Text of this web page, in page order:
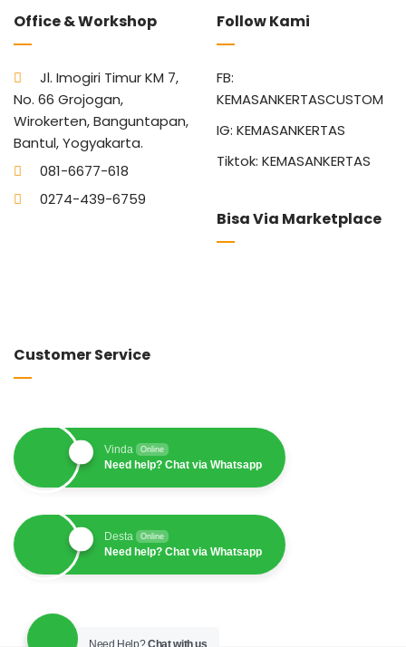
Office & Workshop
Jl. Imogiri Timur KM 7,
No. 66 Grojogan,
Wirokerten, Banguntapan,
Bantul, Yogyakarta.
081-6677-618
0274-439-6759
Follow Kami
FB:
KEMASANKERTASCUSTOM
IG: KEMASANKERTAS
Tiktok: KEMASANKERTAS
Bisa Via Marketplace
Customer Service
Vinda Online
Need help? Chat via Whatsapp
Desta Online
Need help? Chat via Whatsapp
Need Help?Chat with us